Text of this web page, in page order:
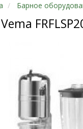
Барное